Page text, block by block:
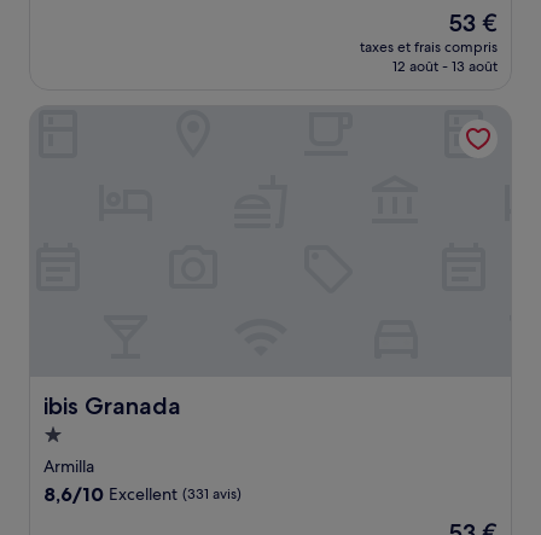
Le
nouveau
prix
de
53 €
53 €
taxes et frais compris
12 août - 13 août
ibis Granada
ibis Granada
Hébergement
1.0 étoile
Armilla
8.6
8,6/10 Excellent (331 avis)
Le